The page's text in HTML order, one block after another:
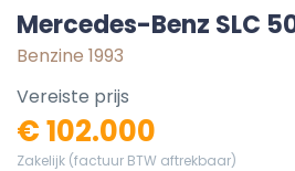
Mercedes-Benz SLC
Benzine 1993
Vereiste prijs
€ 102.000
Zakelijk (factuur BTW aftrekbaar)